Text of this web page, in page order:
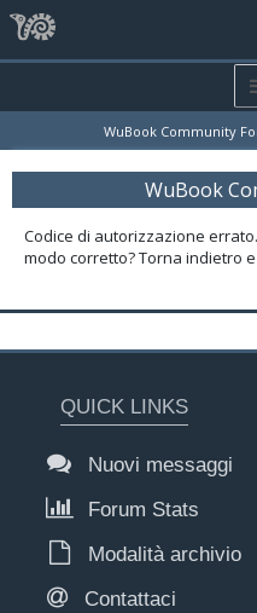
WuBook Community
WuBook
Codice di autorizzazione
modo corretto? Torna indietro
QUICK LINKS
Nuovi messaggi
Forum Stats
Modalità archivio
Contattaci